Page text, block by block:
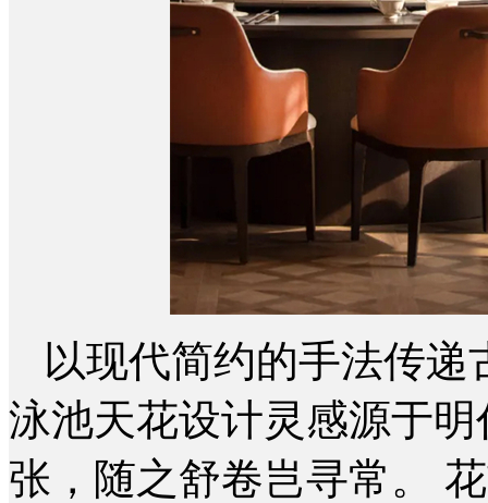
以现代简约的手法传
泳池天花设计灵感源于
张，随之舒卷岂寻常。